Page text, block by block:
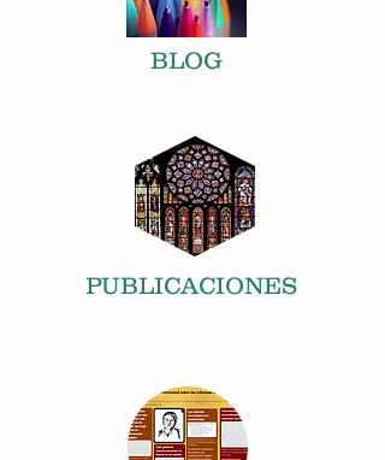
BLOG
PUBLICACIONES